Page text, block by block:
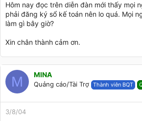
Hôm nay đọc trên diễn đàn mới thấy mọi
phải đăng ký sổ kế toán nên lo quá. Mọi
làm gì bây giờ?
Xin chân thành cảm ơn.
M MINA
Quảng cáo/Tài Trợ Thành viên BQT
3/8/04